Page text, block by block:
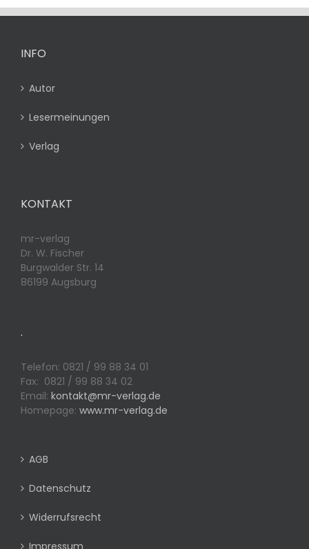
INFO
Autor
Lesermeinungen
Verlag
KONTAKT
mr-verlag
Dr. W. Fischer
Burgwalder Str. 14
86199 Augsburg
.
Telefon: 0821 / 99 88 34 01
Fax: 0821 / 99 88 34 02
Email: kontakt@mr-verlag.de
Homepage: www.mr-verlag.de
AGB
Datenschutz
Widerrufsrecht
Impressum